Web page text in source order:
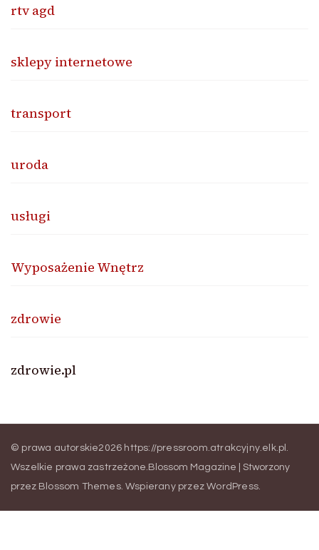
rtv agd
sklepy internetowe
transport
uroda
usługi
Wyposażenie Wnętrz
zdrowie
zdrowie.pl
© prawa autorskie2026 https://pressroom.atrakcyjny.elk.pl .
Wszelkie prawa zastrzeżone.Blossom Magazine | Stworzony
przez Blossom Themes. Wspierany przezWordPress.